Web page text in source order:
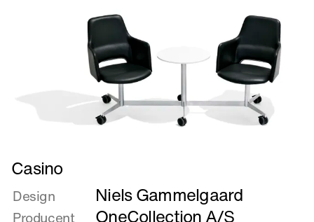
Læs
mere
om
Casino
Casino
Design Niels Gammelgaard
Producent OneCollection A/S